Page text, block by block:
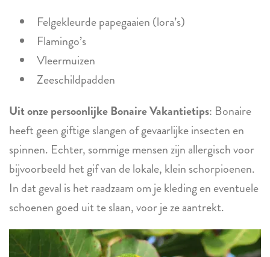
Felgekleurde papegaaien (lora’s)
Flamingo’s
Vleermuizen
Zeeschildpadden
Uit onze persoonlijke Bonaire Vakantietips: Bonaire
heeft geen giftige slangen of gevaarlijke insecten en
spinnen. Echter, sommige mensen zijn allergisch voor
bijvoorbeeld het gif van de lokale, klein schorpioenen.
In dat geval is het raadzaam om je kleding en eventuele
schoenen goed uit te slaan, voor je ze aantrekt.